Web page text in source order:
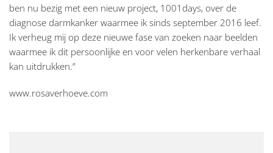
ben nu bezig met een nieuw project, 1001days, over de
diagnose darmkanker waarmee ik sinds september 2016 leef.
Ik verheug mij op deze nieuwe fase van zoeken naar beelden
waarmee ik dit persoonlijke en voor velen herkenbare verhaal
kan uitdrukken.”
www.rosaverhoeve.com